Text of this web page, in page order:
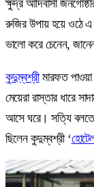
ক্ষুদ্র আদিবাসী
রুজির উপায় হয়ে ওঠে এ
ভালো করে চেনেন,
কুদুম্বশ্রীমারফত
মেয়েরা রাস্তার ধারে
আসে ঘরে। সত্যি বলতে
ছিলেন কুদুম্বশ্রী ‘